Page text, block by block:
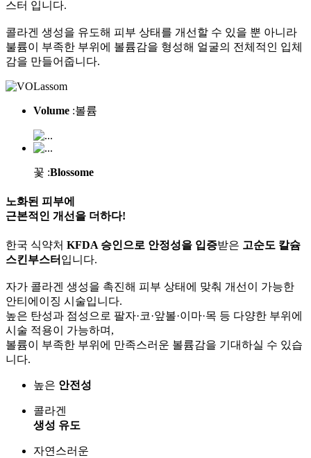
스터 입니다.
콜라겐 생성을 유도해 피부 상태를 개선할 수 있을 뿐 아니라
불륨이 부족한 부위에 볼륨감을 형성해 얼굴의 전체적인 입체
감을 만들어줍니다.
Volume :볼륨
꽃 :Blossome
노화된 피부에
근본적인 개선 을 더하다!
한국 식약처 KFDA 승인으로 안정성을 입증받은 고순도 칼슘
스킨부스터 입니다.
자가 콜라겐 생성을 촉진해 피부 상태에 맞춰 개선이 가능한
안티에이징 시술입니다.
높은 탄성과 점성으로 팔자·코·앞볼·이마·목 등 다양한 부위에
시술 적용이 가능하며,
볼륨이 부족한 부위에 만족스러운 볼륨감을 기대하실 수 있습
니다.
높은 안전성
콜라겐
생성 유도
자연스러운